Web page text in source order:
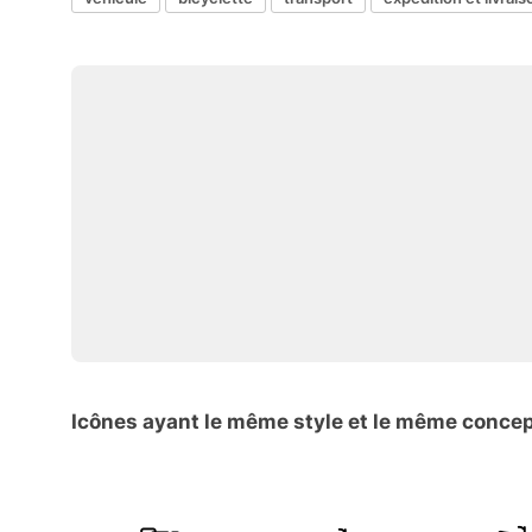
Icônes ayant le même style et le même